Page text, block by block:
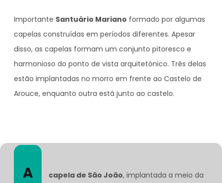
Importante Santuário Mariano formado por algumas
capelas construídas em períodos diferentes. Apesar
disso, as capelas formam um conjunto pitoresco e
harmonioso do ponto de vista arquitetónico. Três delas
estão implantadas no morro em frente ao Castelo de
Arouce, enquanto outra está junto ao castelo.
A capela de São João, implantada a meio da